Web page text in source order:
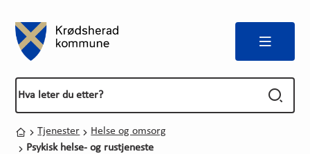
Meny
Du er her:
Hjem
Tjenester
Helse og omsorg
Psykisk helse- og rustjeneste